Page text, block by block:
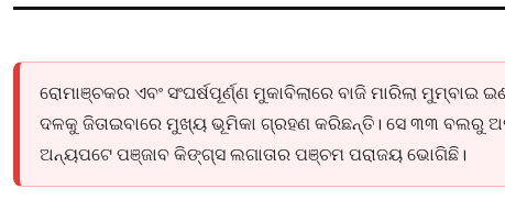
ରୋମାଞ୍ଚକର ଏବଂ ସଂଘର୍ଷପୂର୍ଣ୍ଣ ମୁକାବିଲାରେ ବାଜି ମାରିଲା
ଦଳକୁ ଜିତାଇବାରେ ମୁଖ୍ୟ ଭୂମିକା ଗ୍ରହଣ କରିଛନ୍ତି। ସେ ୩୩ ବଲରୁ
ଅନ୍ୟପଟେ ପଞ୍ଜାବ କିଙ୍ଗ୍ସ ଲଗାତାର ପଞ୍ଚମ ପରାଜୟ ଭୋଗିଛି।